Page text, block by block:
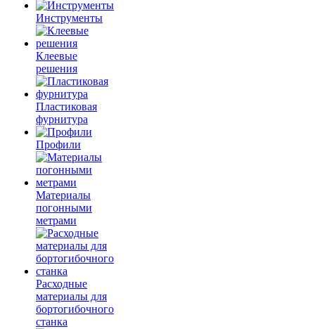
Инструменты
Клеевые
решения
Пластиковая
фурнитура
Профили
Материалы
погонными
метрами
Расходные
материалы для
бортогибочного
станка